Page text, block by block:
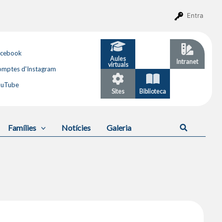
Entra
d'Instagram
Aules
virtuals
Intranet
Sites Biblioteca
Famílies Notícies Galeria Cerca